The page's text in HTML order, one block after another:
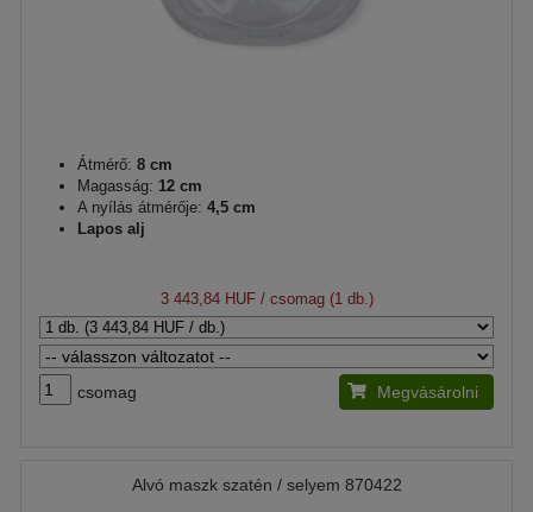
Átmérő: 8 cm
Magasság: 12 cm
A nyílás átmérője: 4,5 cm
Lapos alj
3 443,84 HUF/ csomag (1 db.)
csomag Megvásárolni
Alvó maszk szatén / selyem 870422